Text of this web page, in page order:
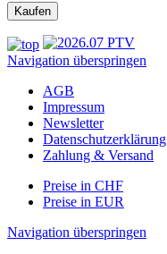
Navigation überspringen
AGB
Impressum
Newsletter
Datenschutzerklärung
Zahlung & Versand
Preise in CHF
Preise in EUR
Navigation überspringen